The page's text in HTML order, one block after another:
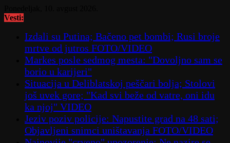
to
Vesti:
Izdali su Putina; Bačeno pet bombi; Rusi broje
mrtve od jutros FOTO/VIDEO
Markes posle sedmog mesta: "Dovoljno sam se
borio u karijeri"
Situacija u Deliblatskoj peščari bolja; Stolovi
još uvek gore; "Kad svi beže od vatre, oni idu
ka njoj" VIDEO
Jeziv poziv policije: Napustite grad na 48 sati;
Objavljeni snimci uništavanja FOTO/VIDEO